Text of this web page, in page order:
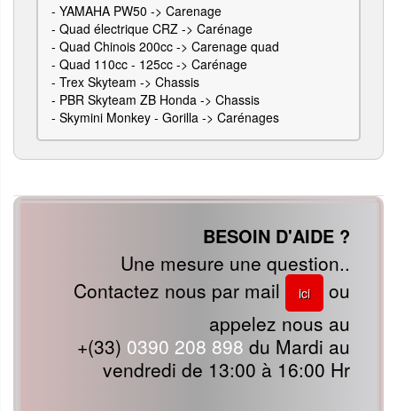
- YAMAHA PW50 -> Carenage
- Quad électrique CRZ -> Carénage
- Quad Chinois 200cc -> Carenage quad
- Quad 110cc - 125cc -> Carénage
- Trex Skyteam -> Chassis
- PBR Skyteam ZB Honda -> Chassis
- Skymini Monkey - Gorilla -> Carénages
BESOIN D'AIDE ?
Une mesure une question..
Contactez nous par mail
ici
ou
appelez nous au
+(33) 0390 208 898 du Mardi au
vendredi de 13:00 à 16:00 Hr